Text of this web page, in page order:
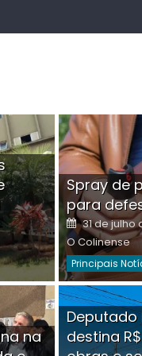
Martins
Spray de
para
Posted
on
31 de julho
O Colinense
Principais
na
Deputado
destina